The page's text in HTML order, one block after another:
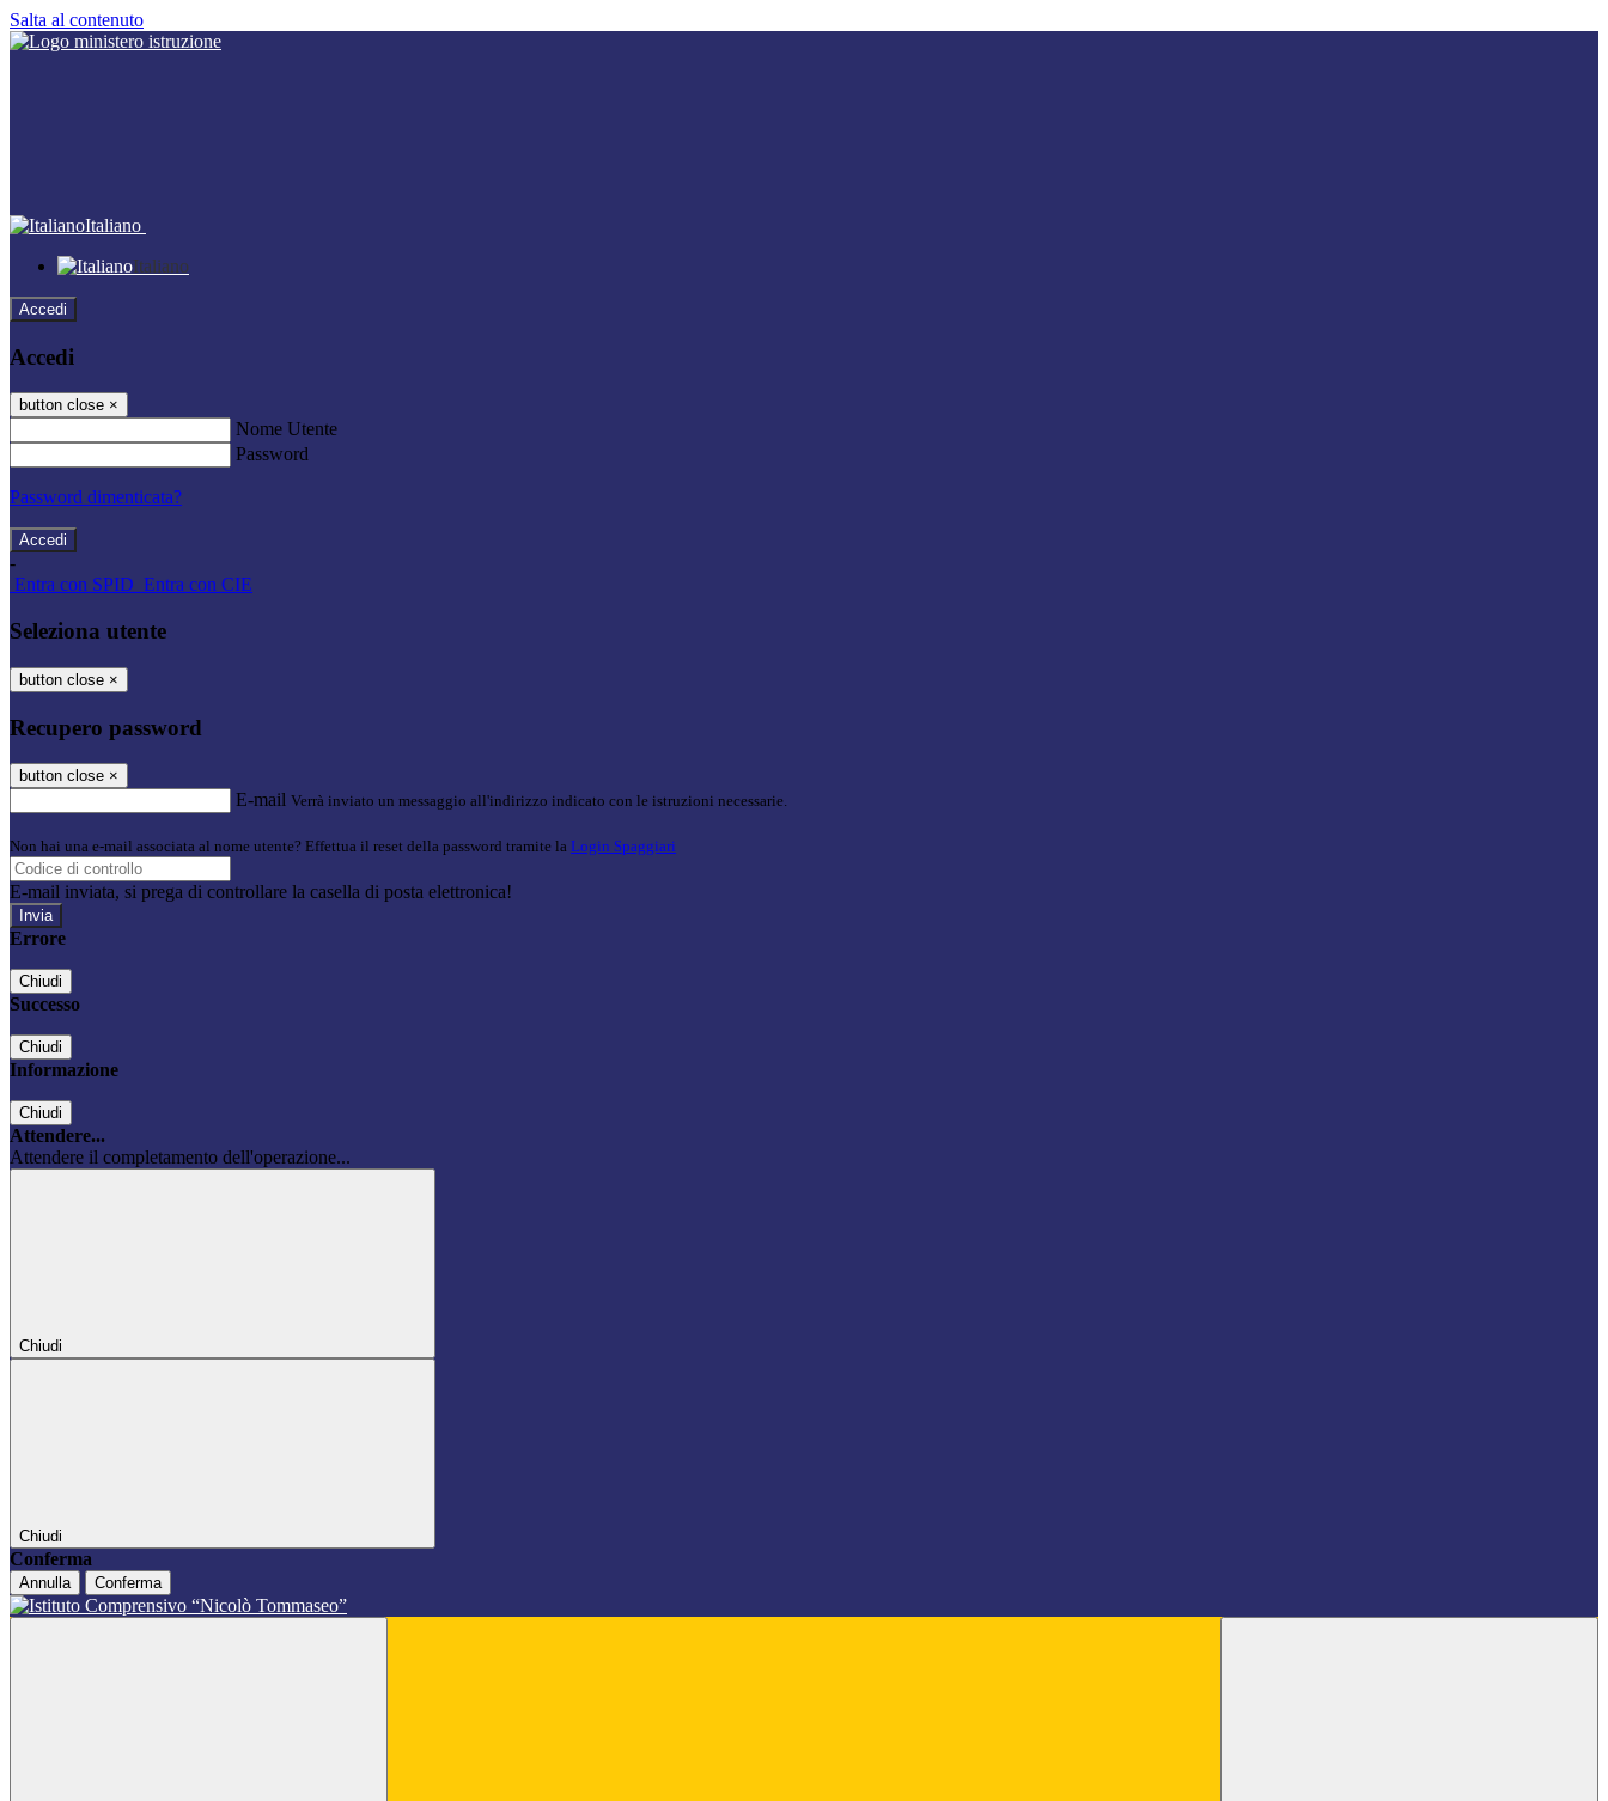
Salta al contenuto
Italiano
Italiano
Accedi
Accedi
button close ×
Nome Utente
Password
Password dimenticata?
-
Entra con SPID Entra con CIE
Seleziona utente
button close ×
Recupero password
button close ×
E-mail Verrà inviato un messaggio all'indirizzo indicato con le istruzioni necessarie.
Non hai una e-mail associata al nome utente? Effettua il reset della password tramite la Login Spaggiari
E-mail inviata, si prega di controllare la casella di posta elettronica!
Errore
Chiudi
Successo
Chiudi
Informazione
Chiudi
Attendere...
Attendere il completamento dell'operazione...
Chiudi
Chiudi
Conferma
Annulla Conferma